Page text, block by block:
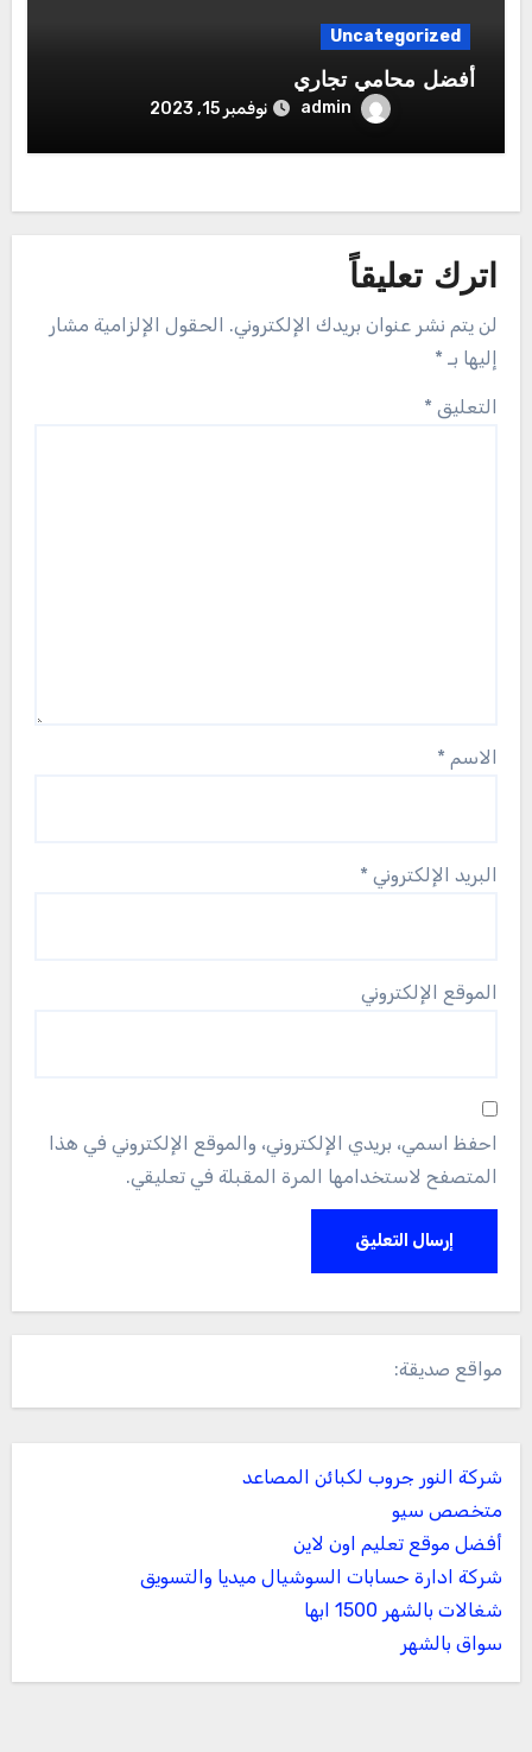
Uncategorized
أفضل محامي تجاري
admin نوفمبر 15, 2023
اترك تعليقاً
لن يتم نشر عنوان بريدك الإلكتروني. الحقول الإلزامية مشار
إليها بـ *
التعليق *
الاسم *
البريد الإلكتروني *
الموقع الإلكتروني
احفظ اسمي، بريدي الإلكتروني، والموقع الإلكتروني في هذا
المتصفح لاستخدامها المرة المقبلة في تعليقي.
مواقع صديقة:
شركة النور جروب لكبائن المصاعد
متخصص سيو
أفضل موقع تعليم اون لاين
شركة ادارة حسابات السوشيال ميديا والتسويق
شغالات بالشهر 1500 ابها
سواق بالشهر